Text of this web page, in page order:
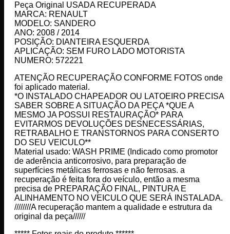
Peça Original USADA RECUPERADA
MARCA: RENAULT
MODELO: SANDERO
ANO: 2008 / 2014
POSIÇÃO: DIANTEIRA ESQUERDA
APLICAÇÃO: SEM FURO LADO MOTORISTA
NUMERO: 572221
ATENÇÃO RECUPERAÇÃO CONFORME FOTOS onde
foi aplicado material.
*O INSTALADO CHAPEADOR OU LATOEIRO PRECISA
SABER SOBRE A SITUAÇÃO DA PEÇA *QUE A
MESMO JA POSSUI RESTAURAÇÃO* PARA
EVITARMOS DEVOLUÇÕES DESNECESSÁRIAS,
RETRABALHO E TRANSTORNOS PARA CONSERTO
DO SEU VEICULO**
Material usado: WASH PRIME (Indicado como promotor
de aderência anticorrosivo, para preparação de
superfícies metálicas ferrosas e não ferrosas. a
recuperação é feita fora do veículo, então a mesma
precisa de PREPARAÇÃO FINAL, PINTURA E
ALINHAMENTO NO VEICULO QUE SERÁ INSTALADA.
////////A recuperação mantem a qualidade e estrutura da
original da peça//////